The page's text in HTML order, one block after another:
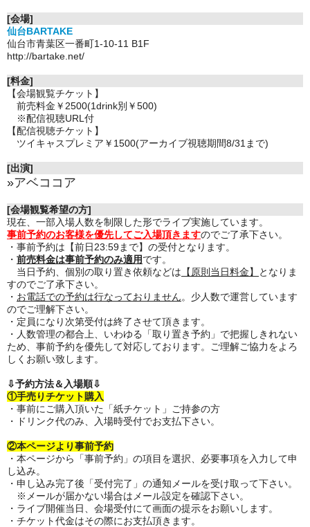
[会場]
仙台BARTAKE
仙台市青葉区一番町1-10-11 B1F
http://bartake.net/
[料金]
【会場観覧チケット】
前売料金￥2500(1drink別￥500)
※配信視聴URL付
【配信視聴チケット】
ツイキャスプレミア￥1500(アーカイブ視聴期間8/31まで)
[出演]
»アベココア
[会場観覧希望の方]
現在、一部入場人数を制限した形でライブ実施しています。
事前予約のお客様を優先してご入場頂きますのでご了承下さい。
・事前予約は【前日23:59まで】の受付となります。
・ 前売料金は事前予約のみ適用です。
当日予約、個別の取り置き依頼などは 【原則当日料金】
となりま
すのでご了承下さい。
・ お電話での予約は行なっておりません。少人数で運営しています
のでご理解下さい。
・定員になり次第受付は終了させて頂きます。
・人数管理の都合上、いわゆる「取り置き予約」で把握しきれない
ため、事前予約を優先して対応しております。ご理解ご協力をよろ
しくお願い致します。
⇩予約方法＆入場順⇩
①手売りチケット購入
・事前にご購入頂いた「紙チケット」ご持参の方
・ドリンク代のみ、入場時受付でお支払下さい。
②本ページより事前予約
・本ページから「事前予約」の項目を選択、必要事項を入力して申
し込み。
・申し込み完了後「受付完了」の通知メールを受け取って下さい。
※メールが届かない場合はメール設定を確認下さい。
・ライブ開催当日、会場受付にて画面の提示をお願いします。
・チケット代金はその際にお支払頂きます。